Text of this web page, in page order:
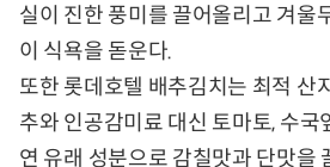
실이 진한 풍미를 끌어올리고 겨울
이 식욕을 돋운다.
또한 롯데호텔 배추김치는 최적 산
추와 인공감미료 대신 토마토, 수국
연 유래 성분으로 감칠맛과 단맛을